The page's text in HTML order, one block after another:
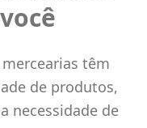
têm
de produtos,
necessidade de